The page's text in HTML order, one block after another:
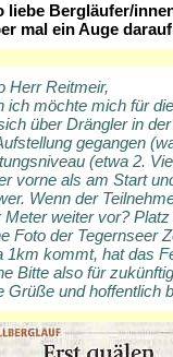
liebe Bergläufer/
mal ein Auge
Herr Reitmeir,
ich möchte mich für
über Drängler in
gegangen
(etwa 2.
vorne als am Start
Wenn der
Meter weiter vor?
Foto der Tegernseer
1km kommt, hat das
Bitte also für
Grüße und hoffentlich